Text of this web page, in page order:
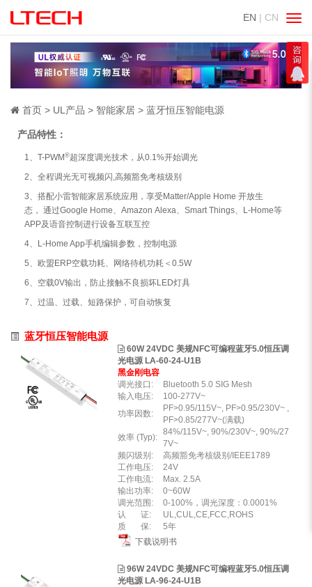
EN | CN
切
换
导
航
首页 UL产品 智能家居 蓝牙恒压智能电源
产品特性：
1、T-PWM ®超深度调光技术，从0.1%开始调光
2、全程调光无可视频闪,高频豁免考核级别
3、搭配小雷智能家居系统应用，享受Matter/Apple Home 开放生
态， 通过Google Home、Amazon Alexa、Smart Things、L-Home等
APP及语音控制进行设备互联互控
4、L-Home App手机编辑参数，控制电源
5、欧盟ERP空载功耗、网络待机功耗＜0.5W
6、空载0V输出，防止接触不良损坏LED灯具
7、过温、过载、短路保护，可自动恢复
蓝牙恒压智能电源
60W 24VDC 美规NFC可编程蓝牙5.0恒压调
光电源 LA-60-24-U1B
黑金刚电容
调光接口:
Bluetooth 5.0 SIG Mesh
输入电压:
100-277V~
功率因数:
PF>0.95/115V~, PF>0.95/230V~ ,
PF>0.85/277V~(满载)
效率 (Typ):
84%/115V~, 90%/230V~, 90%/27
7V~
频闪级别:
高频豁免考核级别/IEEE1789
工作电压:
24V
工作电流:
Max. 2.5A
输出功率:
0~60W
调光范围:
0-100%，调光深度：0.0001%
认 证:
UL,CUL,CE,FCC,ROHS
质 保:
5年
下载说明书
96W 24VDC 美规NFC可编程蓝牙5.0恒压调
光电源 LA-96-24-U1B